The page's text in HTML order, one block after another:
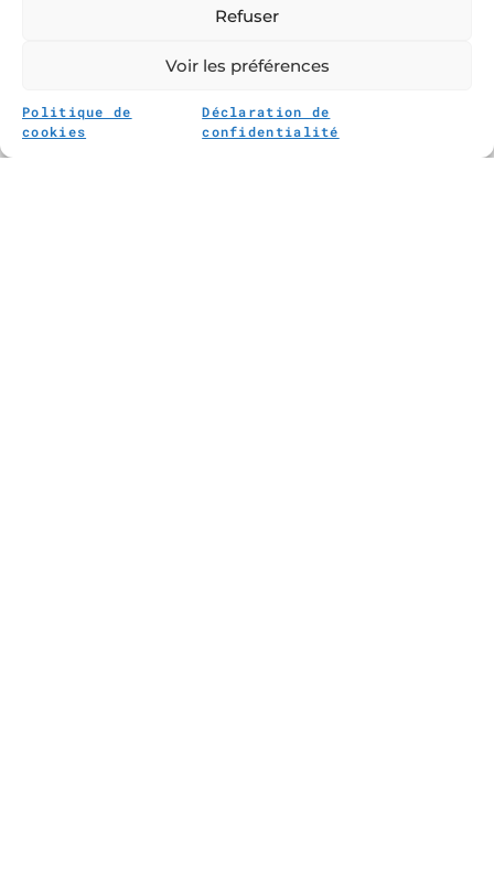
Refuser
Voir les préférences
Politique de
cookies
Déclaration de
confidentialité